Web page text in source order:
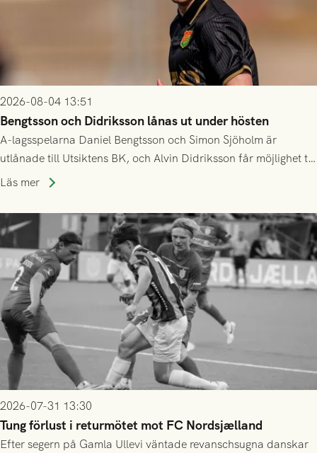
2026-08-04 13:51
Bengtsson och Didriksson lånas ut under hösten
A-lagsspelarna Daniel Bengtsson och Simon Sjöholm är
utlånade till Utsiktens BK, och Alvin Didriksson får möjlighet till
speltid i Hestrafors genom föreningssamarbete.
Läs mer
2026-07-31 13:30
Tung förlust i returmötet mot FC Nordsjælland
Efter segern på Gamla Ullevi väntade revanschsugna danskar